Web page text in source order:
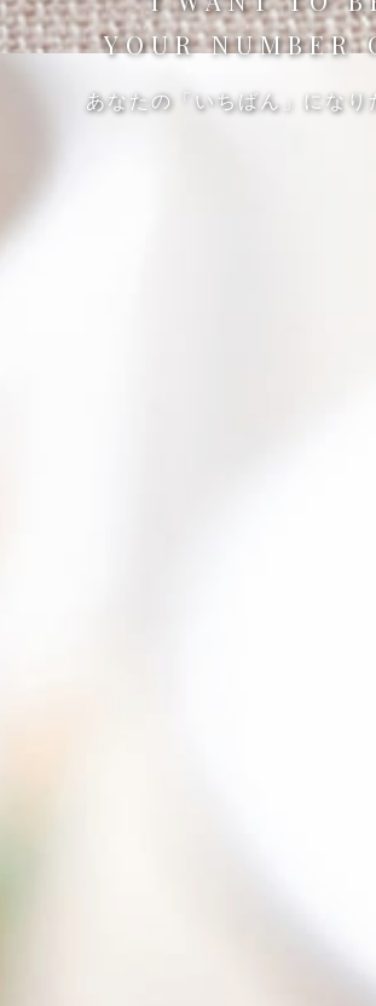
YOUR NUMBER
あなたの「いちばん」になり